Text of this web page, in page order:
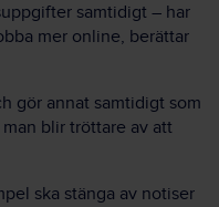
samtidigt – har
mer online, berättar
gör annat samtidigt som
blir tröttare av att
ska stänga av notiser